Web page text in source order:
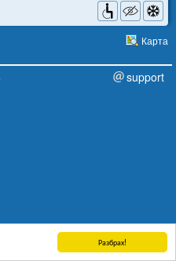
Разбрах!
Карта
support